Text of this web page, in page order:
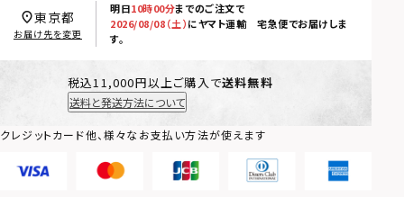
明日10時00分までのご注文で
2026/08/08（土）にヤマト運輸 宅急便でお届けしま
す。
東京都
お届け先を変更
税込11,000円以上ご購入で送料無料
送料と発送方法について
クレジットカード他、様々なお支払い方法が使えます